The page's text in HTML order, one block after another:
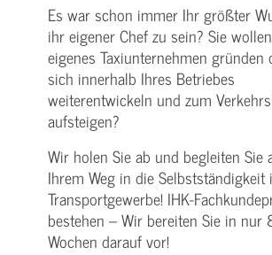
Es war schon immer Ihr größter
ihr eigener Chef zu sein? Sie
eigenes Taxiunternehmen gründen
sich innerhalb Ihres Betriebes
weiterentwickeln und zum
aufsteigen?
Wir holen Sie ab und begleiten Sie
Ihrem Weg in die Selbstständigkeit
Transportgewerbe! IHK-
bestehen – Wir bereiten Sie in nur
Wochen darauf vor!